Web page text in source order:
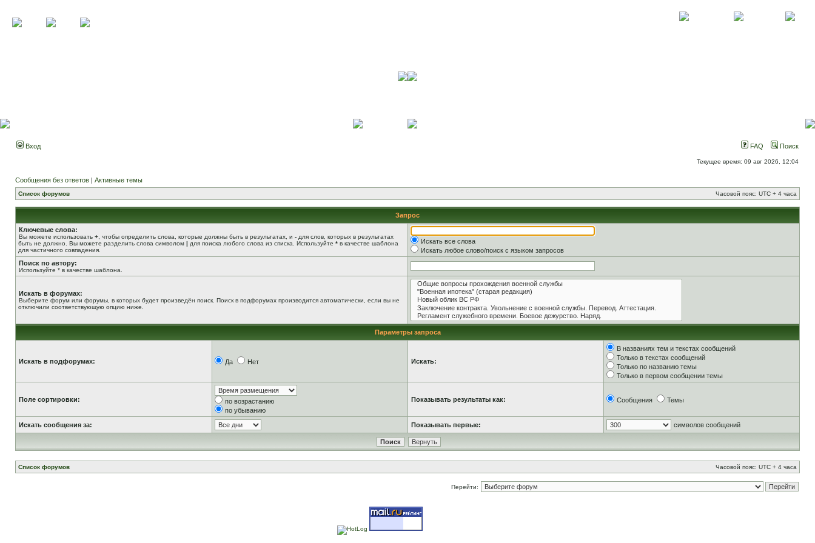
Вход FAQ Поиск
Текущее время: 09 авг 2026, 12:04
Сообщения без ответов | Активные темы
Список форумов Часовой пояс: UTC + 4 часа
Запрос
Ключевые слова:
Вы можете использовать + , чтобы определить слова, которые должны быть в результатах, и - для слов, которых в результатах
быть не должно. Вы можете разделить слова символом | для поиска любого слова из списка. Используйте * в качестве шаблона
для частичного совпадения.
Искать все слова
Искать любое слово/поиск с языком запросов
Поиск по автору:
Используйте * в качестве шаблона.
Искать в форумах:
Выберите форум или форумы, в которых будет произведён поиск. Поиск в подфорумах производится автоматически, если вы не
отключили соответствующую опцию ниже.
Параметры запроса
Искать в подфорумах: Да Нет Искать:
В названиях тем и текстах сообщений
Только в текстах сообщений
Только по названию темы
Только в первом сообщении темы
Поле сортировки:
по возрастанию
по убыванию
Показывать результаты как: Сообщения Темы
Искать сообщения за: Показывать первые: символов сообщений
Список форумов Часовой пояс: UTC + 4 часа
Перейти: